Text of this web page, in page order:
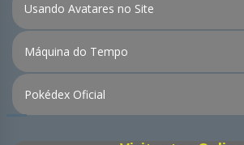
Usando Avatares no Site
Máquina do Tempo
Pokédex Oficial